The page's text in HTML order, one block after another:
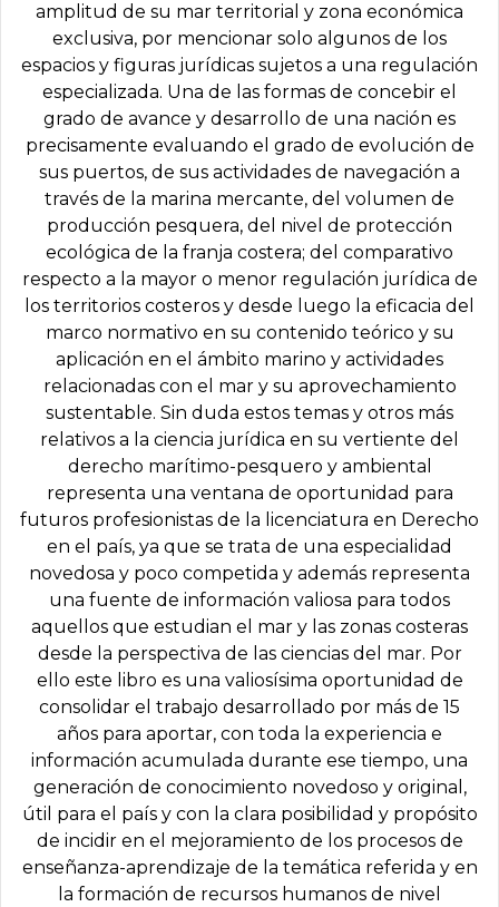
amplitud de su mar territorial y zona económica
exclusiva, por mencionar solo algunos de los
espacios y figuras jurídicas sujetos a una regulación
especializada. Una de las formas de concebir el
grado de avance y desarrollo de una nación es
precisamente evaluando el grado de evolución de
sus puertos, de sus actividades de navegación a
través de la marina mercante, del volumen de
producción pesquera, del nivel de protección
ecológica de la franja costera; del comparativo
respecto a la mayor o menor regulación jurídica de
los territorios costeros y desde luego la eficacia del
marco normativo en su contenido teórico y su
aplicación en el ámbito marino y actividades
relacionadas con el mar y su aprovechamiento
sustentable. Sin duda estos temas y otros más
relativos a la ciencia jurídica en su vertiente del
derecho marítimo-pesquero y ambiental
representa una ventana de oportunidad para
futuros profesionistas de la licenciatura en Derecho
en el país, ya que se trata de una especialidad
novedosa y poco competida y además representa
una fuente de información valiosa para todos
aquellos que estudian el mar y las zonas costeras
desde la perspectiva de las ciencias del mar. Por
ello este libro es una valiosísima oportunidad de
consolidar el trabajo desarrollado por más de 15
años para aportar, con toda la experiencia e
información acumulada durante ese tiempo, una
generación de conocimiento novedoso y original,
útil para el país y con la clara posibilidad y propósito
de incidir en el mejoramiento de los procesos de
enseñanza-aprendizaje de la temática referida y en
la formación de recursos humanos de nivel